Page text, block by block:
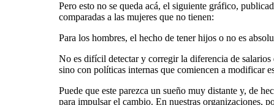
Pero esto no se queda acá, el siguiente gráfico,
comparadas a las mujeres que no tienen:
Para los hombres, el hecho de tener hijos o no es
No es difícil detectar y corregir la diferencia de
sino con políticas internas que comiencen a modificar
Puede que este parezca un sueño muy distante y, de
para impulsar el cambio. En nuestras organizaciones,